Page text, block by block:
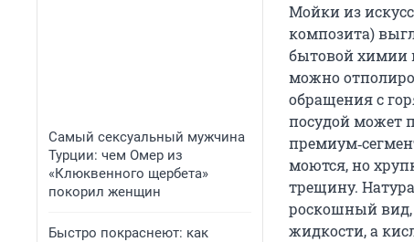
Самый сексуальный мужчина
Турции: чем Омер из
«Клюквенного щербета»
покорил женщин
Быстро покраснеют: как
Мойки из
композита)
бытовой химии
можно
обращения с
посудой может
моются, но
трещину.
роскошный вид,
жидкости, а